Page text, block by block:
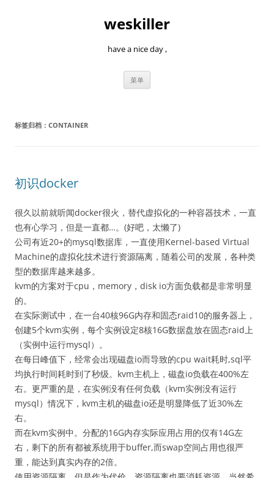
weskiller
have a nice day ,
菜单
标签归档： CONTAINER
初识docker
很久以前就听闻docker很火，替代虚拟化的一种容器技术，一直
也有心学习，但是一直都…。(好吧，太懒了)
公司有近20+的mysql数据库，一直使用Kernel-based Virtual
Machine的虚拟化技术进行资源隔离，随着公司的发展，各种类
型的数据库越来越多。
kvm的方案对于cpu，memory，disk io方面负载都是非常明显
的。
在实际测试中，在一台40核96G内存和固态raid10的服务器上，
创建5个kvm实例，每个实例设定8核16G数据盘放在固态raid上
（实例中运行mysql）。
在每日峰值下，经常会出现磁盘io而导致的cpu wait耗时,sql平
均执行时间耗时到了秒级。kvm主机上，磁盘io负载在400%左
右。更严重的是，在实例没有任何负载（kvm实例没有运行
mysql）情况下，kvm主机的磁盘io还是明显降低了近30%左
右。
而在kvm实例中。分配的16G内存实际应用占用的仅有14G左
右，剩下的所有都被系统用于buffer,而swap空间占用也很严
重，能达到真实内存的2倍。